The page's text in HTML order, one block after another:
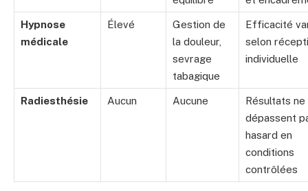
Hypnose
médicale
Élevé
Gestion de
la douleur,
sevrage
tabagique
Efficacité
selon
individuelle
Radiesthésie Aucun Aucune
Résultats ne
dépassent
hasard en
conditions
contrôlées